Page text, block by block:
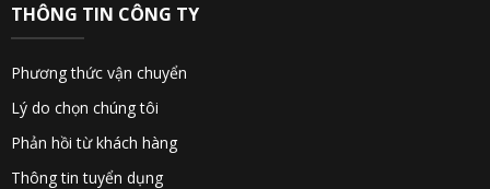
THÔNG TIN CÔNG TY
Phương thức vận chuyển
Lý do chọn chúng tôi
Phản hồi từ khách hàng
Thông tin tuyển dụng